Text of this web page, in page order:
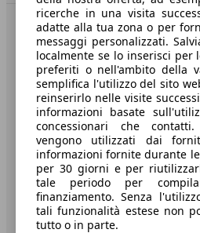
Benvenuti su AutoScout24, il
Società
A proposito di AutoScout24
Stampa
Media
Condizioni generali
Informazioni
ricerche in una visita
adatte alla tua zona o per
messaggi personalizzati.
localmente se lo inserisci per
preferiti o nell'ambito della
semplifica l'utilizzo del sito
reinserirlo nelle visite
informazioni basate
concessionari che
vengono utilizzati dai
informazioni fornite durante
per 30 giorni e per
tale periodo per
finanziamento. Senza
tali funzionalità estese non
tutto o in parte.